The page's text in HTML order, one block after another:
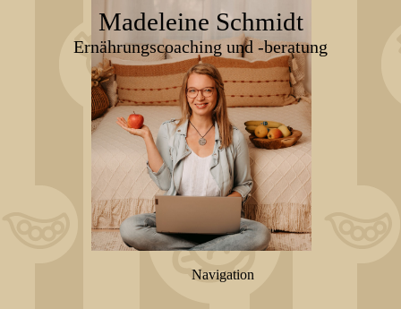
Madeleine Schmidt
Ernährungscoaching und -beratung
Navigation